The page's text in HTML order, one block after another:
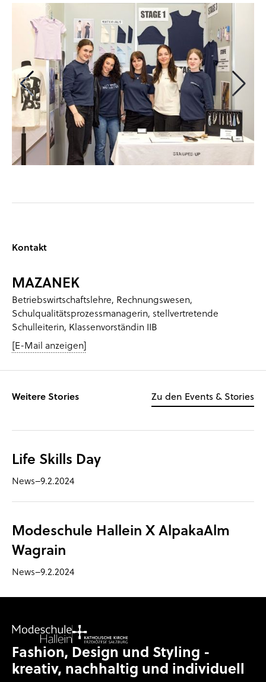
Kontakt
MAZANEK
Betriebswirtschaftslehre, Rechnungswesen,
Schulqualitätsprozessmanagerin, stellvertretende
Schulleiterin, Klassenvorständin IIB
[E-Mail anzeigen]
Weitere Stories Zu den Events & Stories
Life Skills Day
News–9.2.2024
Modeschule Hallein X AlpakaAlm
Wagrain
News–9.2.2024
Fashion, Design und Styling -
kreativ, nachhaltig und individuell